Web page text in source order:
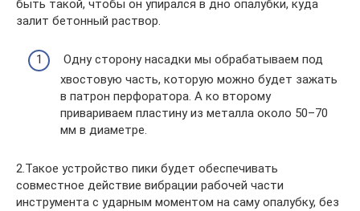
быть такой, чтобы он упирался в дно опалубки, куда
залит бетонный раствор.
Одну сторону насадки мы обрабатываем под
хвостовую часть, которую можно будет зажать
в патрон перфоратора. А ко второму
привариваем пластину из металла около 50–70
мм в диаметре.
2.Такое устройство пики будет обеспечивать
совместное действие вибрации рабочей части
инструмента с ударным моментом на саму опалубку, без